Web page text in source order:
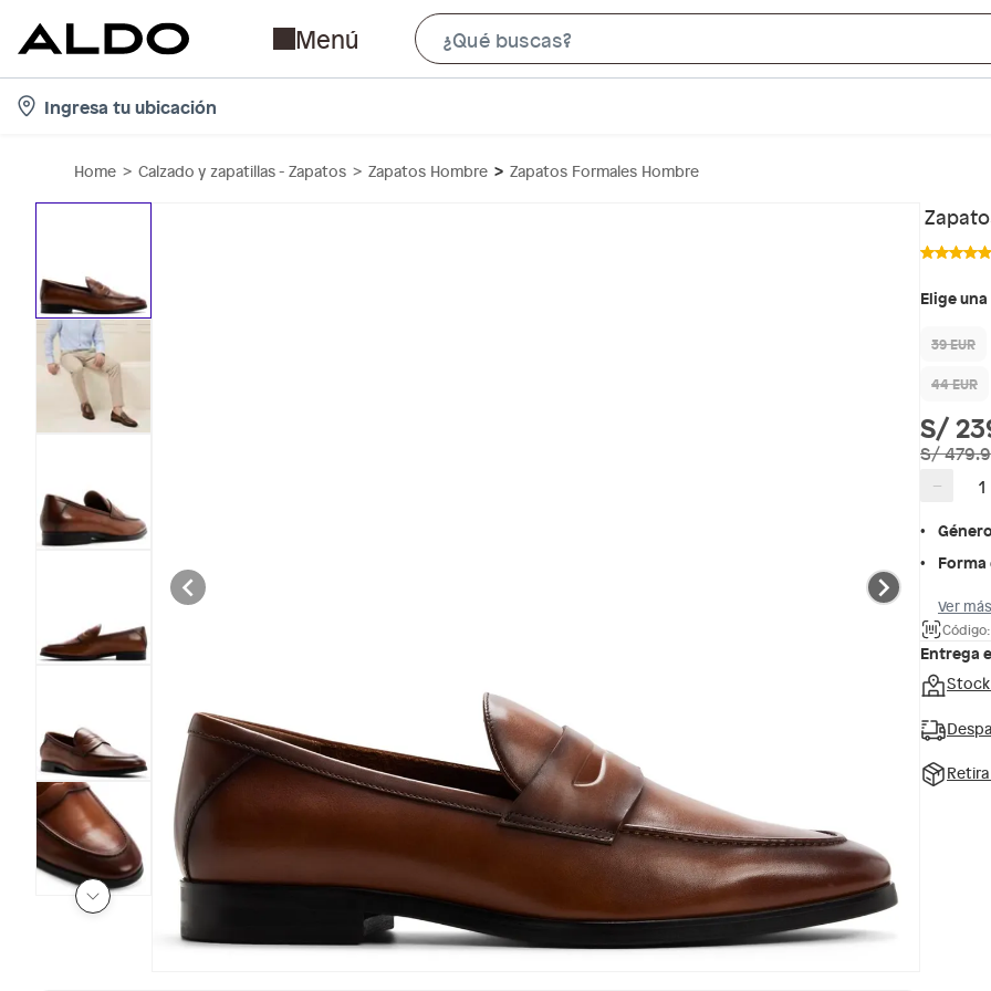
Menú
e
Ingresa tu ubicación
Home Calzado y zapatillas - Zapatos Zapatos Hombre Zapatos Formales Hombre
Elige
39 EUR
44 EUR
S/
S/
−
Ver
Entrega